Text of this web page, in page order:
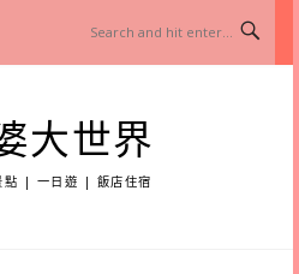
大世界
點 | 一日遊 | 飯店住宿